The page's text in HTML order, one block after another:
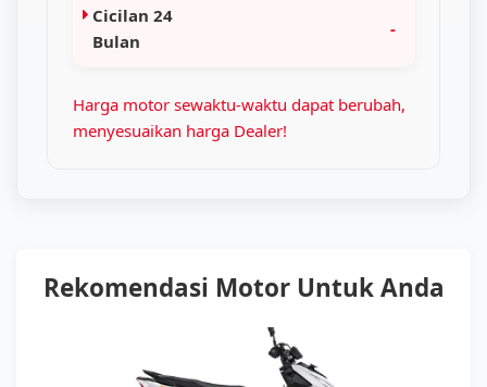
Cicilan 24
Bulan
-
Harga motor sewaktu-waktu dapat berubah,
menyesuaikan harga Dealer!
Rekomendasi Motor Untuk Anda